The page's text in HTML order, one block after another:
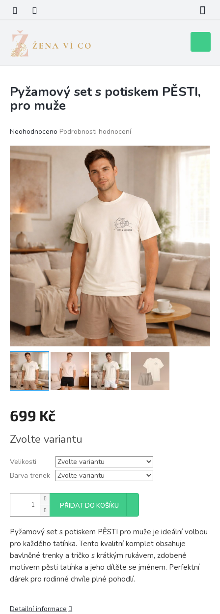
obsah
košík
Pyžamový set s potiskem PĚSTI,
pro muže
Průměrné
produktu
je
hvězdiček.
Neohodnoceno Podrobnosti hodnocení
699 Kč
cena:
Zvolte variantu
Velikosti
Barva trenek
PŘIDAT DO KOŠÍKU
Pyžamový set s potiskem PĚSTI pro muže je ideální volbou
pro každého tatínka. Tento kvalitní komplet obsahuje
bavlněné trenky a tričko s krátkým rukávem, zdobené
motivem pěsti tatínka a jeho dítěte se jménem. Perfektní
dárek pro rodinné chvíle plné pohodlí.
Detailní informace